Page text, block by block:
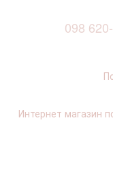
098
Интернет магазин